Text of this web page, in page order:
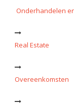
Onderhandelen
Real Estate
Overeenkomsten